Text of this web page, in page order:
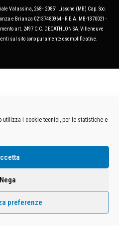
utilizza i cookie tecnici, per le statistiche e
Nega
preferenze
Valassina, 268 - 20851 Lissone (MB) Cap. Soc.
e Brianza 02137480964 - R.E.A. MB-1370021 -
art. 2497 C.C. DECATHLON SA, Villeneuve
sul sito sono puramente esemplificative.